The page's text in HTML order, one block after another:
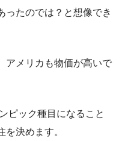
ったのでは？と想像でき
アメリカも物価が高いで
ピック種目になること
決めます。